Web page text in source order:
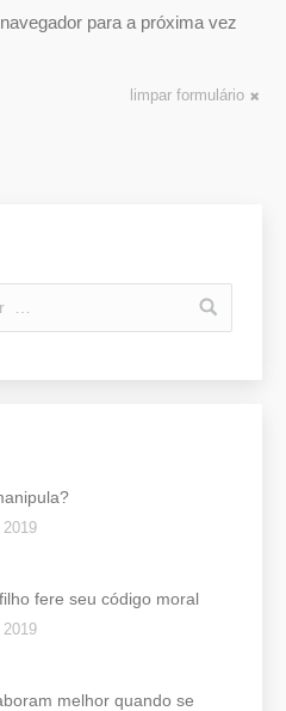
para a próxima vez
limpar formulário
fere seu código moral
melhor quando se